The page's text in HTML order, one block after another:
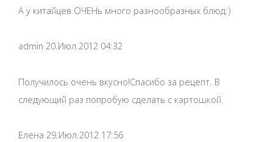
А у китайцев ОЧЕНь много разнообразных блюд:)
admin 20.Июл.2012 04:32
Получилось очень вкусно!Спасибо за рецепт. В
следующий раз попробую сделать с картошкой.
Елена 29.Июл.2012 17:56